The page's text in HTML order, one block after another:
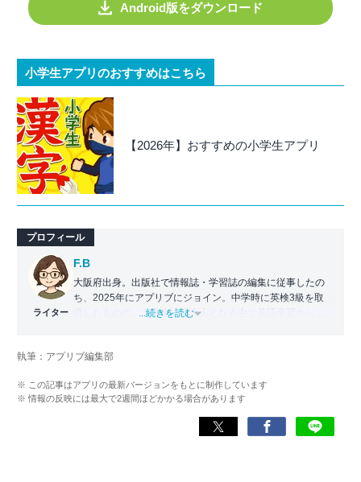
Android版をダウンロード
小学生アプリのおすすめはこちら
【2026年】おすすめの小学生アプリ
プロフィール
ライター
F.B
大阪府出身。出版社で情報誌・学習誌の編集に従事したの
ち、2025年にアプリブにジョイン。中学時に英検3級を取
得したものの、大学生・社会人となる中で英語学習から遠
り添える記事を目指している。
...続きを読む
執筆：アプリブ編集部
※ この記事はアプリの最新バージョンをもとに制作しています
※ 情報の反映には最大で2週間ほどかかる場合があります